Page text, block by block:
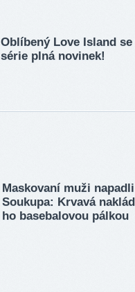
Oblíbený Love Island
série plná novinek!
Maskovaní muži
Soukupa: Krvavá
ho basebalovou pálkou